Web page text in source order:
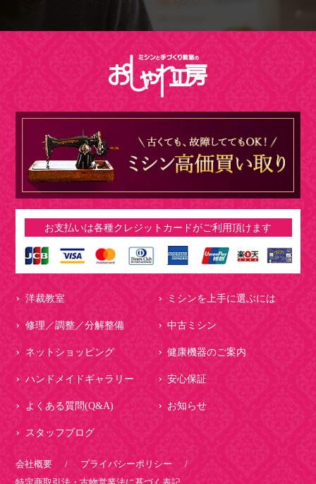
洋裁教室 ミシンを上手に選ぶには
修理／調整／分解整備 中古ミシン
ネットショッピング 健康機器のご案内
ハンドメイドギャラリー 安心保証
よくある質問(Q&A) お知らせ
スタッフブログ
会社概要
プライバシーポリシー
お支払いは各種クレジットカードがご利用頂けます